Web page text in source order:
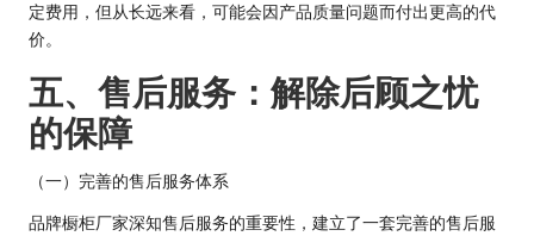
定费用，但从长远来看，可能会因产品质量问题而付出更高的代
价。
五、售后服务：解除后顾之忧
的保障
（一）完善的售后服务体系
品牌橱柜厂家深知售后服务的重要性，建立了一套完善的售后服